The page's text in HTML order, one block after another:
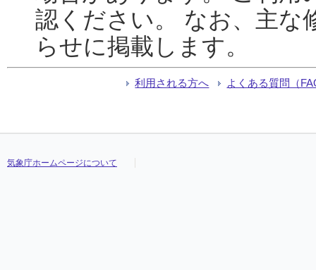
認ください。 なお、主な
らせに掲載します。
利用される方へ よくある質問（
気象庁ホームページについて